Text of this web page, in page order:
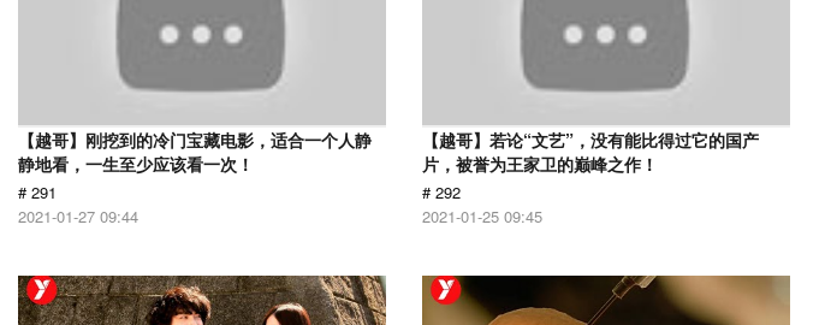
【越哥】刚挖到的冷门宝藏电影，适合一个人静
静地看，一生至少应该看一次！
# 291
2021-01-27 09:44
【越哥】若论“文艺”，没有能比得过它的国产
片，被誉为王家卫的巅峰之作！
# 292
2021-01-25 09:45